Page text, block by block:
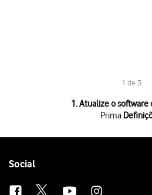
1 de 3
1. Atualize o
Prima
PrimaGeral.
Follow
Social